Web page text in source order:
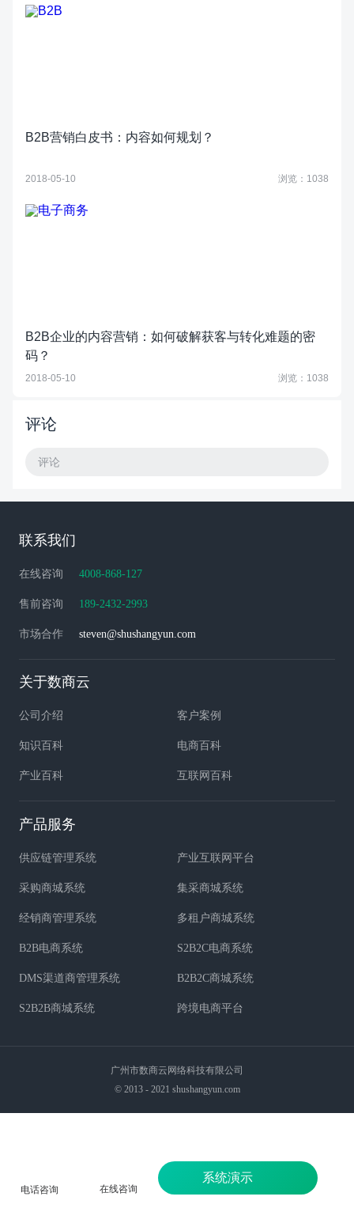
B2B营销白皮书：内容如何规划？
2018-05-10 浏览：1038
B2B企业的内容营销：如何破解获客与转化难题的密
码？
2018-05-10 浏览：1038
评论
评论
联系我们
在线咨询 4008-868-127
售前咨询 189-2432-2993
市场合作 steven@shushangyun.com
关于数商云
公司介绍 客户案例
知识百科 电商百科
产业百科 互联网百科
产品服务
供应链管理系统 产业互联网平台
采购商城系统 集采商城系统
经销商管理系统 多租户商城系统
B2B电商系统 S2B2C电商系统
DMS渠道商管理系统 B2B2C商城系统
S2B2B商城系统 跨境电商平台
广州市数商云网络科技有限公司
© 2013 - 2021 shushangyun.com
电话咨询 在线咨询
系统演示